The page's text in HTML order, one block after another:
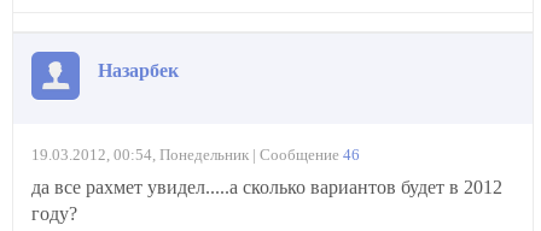
Назарбек
19.03.2012, 00:54, Понедельник | Сообщение 46
да все рахмет увидел.....а сколько вариантов будет в 2012
году?